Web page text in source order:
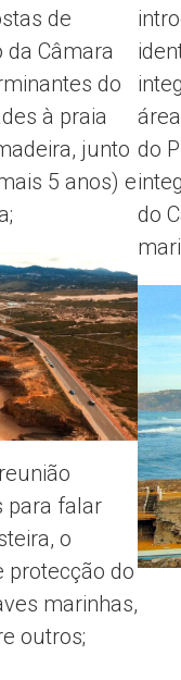
de
Câmara
do
à praia
junto
5 anos) e
para falar
o
protecção do
marinhas,
outros;
do
do